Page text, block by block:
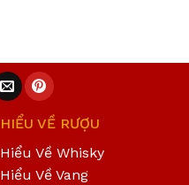
HIỂU VỀ RƯỢU
Hiểu Về Whisky
Hiểu Về Vang